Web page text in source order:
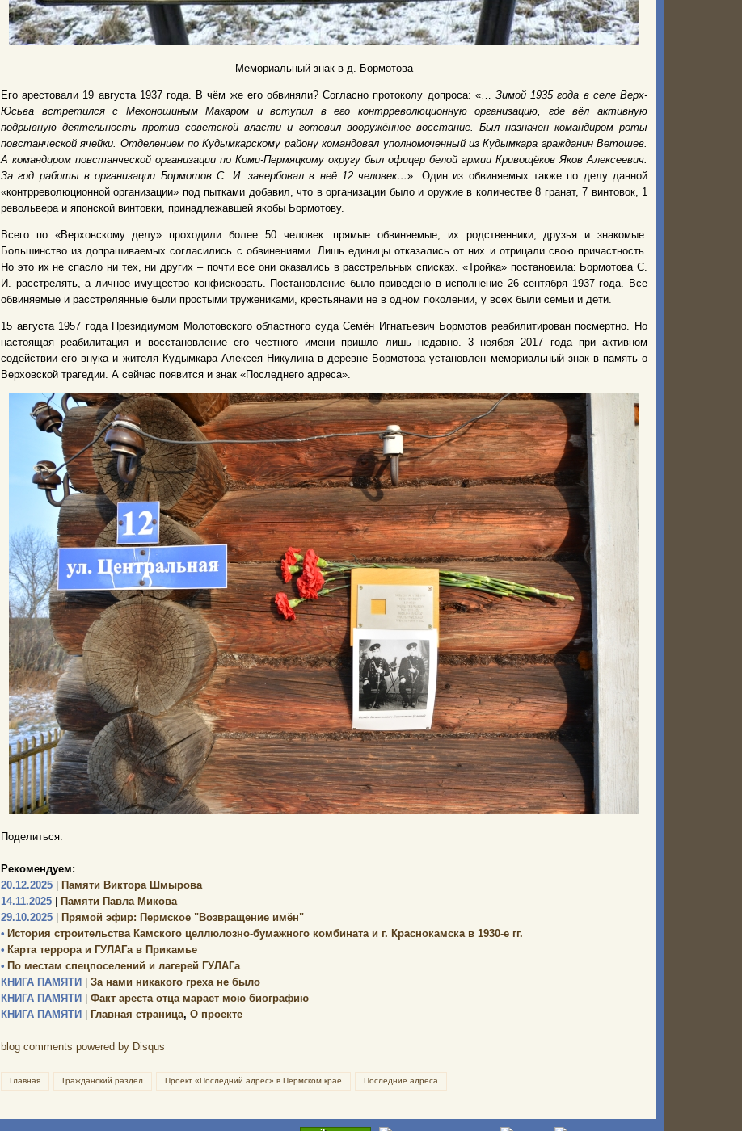
Мемориальный знак в д. Бормотова
Его арестовали 19 августа 1937 года. В чём же его обвиняли? Согласно протоколу допроса: «… Зимой 1935 года в селе Верх-
Юсьва встретился с Мехоношиным Макаром и вступил в его контрреволюционную организацию, где вёл активную
подрывную деятельность против советской власти и готовил вооружённое восстание. Был назначен командиром роты
повстанческой ячейки. Отделением по Кудымкарскому району командовал уполномоченный из Кудымкара гражданин Ветошев.
А командиром повстанческой организации по Коми-Пермяцкому округу был офицер белой армии Кривощёков Яков Алексеевич.
За год работы в организации Бормотов С. И. завербовал в неё 12 человек…». Один из обвиняемых также по делу данной
«контрреволюционной организации» под пытками добавил, что в организации было и оружие в количестве 8 гранат, 7 винтовок, 1
револьвера и японской винтовки, принадлежавшей якобы Бормотову.
Всего по «Верховскому делу» проходили более 50 человек: прямые обвиняемые, их родственники, друзья и знакомые.
Большинство из допрашиваемых согласились с обвинениями. Лишь единицы отказались от них и отрицали свою причастность.
Но это их не спасло ни тех, ни других – почти все они оказались в расстрельных списках. «Тройка» постановила: Бормотова С.
И. расстрелять, а личное имущество конфисковать. Постановление было приведено в исполнение 26 сентября 1937 года. Все
обвиняемые и расстрелянные были простыми тружениками, крестьянами не в одном поколении, у всех были семьи и дети.
15 августа 1957 года Президиумом Молотовского областного суда Семён Игнатьевич Бормотов реабилитирован посмертно. Но
настоящая реабилитация и восстановление его честного имени пришло лишь недавно. 3 ноября 2017 года при активном
содействии его внука и жителя Кудымкара Алексея Никулина в деревне Бормотова установлен мемориальный знак в память о
Верховской трагедии. А сейчас появится и знак «Последнего адреса».
Поделиться:
Рекомендуем:
20.12.2025
Памяти Виктора Шмырова
14.11.2025
Памяти Павла Микова
29.10.2025
Прямой эфир: Пермское "Возвращение имён"
• История строительства Камского целлюлозно-бумажного комбината и г. Краснокамска в 1930-е гг.
• Карта террора и ГУЛАГа в Прикамье
• По местам спецпоселений и лагерей ГУЛАГа
КНИГА ПАМЯТИ
За нами никакого греха не было
КНИГА ПАМЯТИ
Факт ареста отца марает мою биографию
КНИГА ПАМЯТИ
Главная страница, О проекте
blog comments powered by Disqus
Главная Гражданский раздел Проект «Последний адрес» в Пермском крае Последние адреса